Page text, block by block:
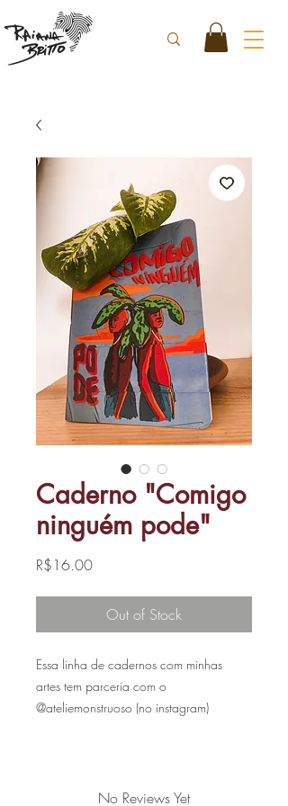
Caderno "Comigo
ninguém pode"
R$16.00Price
Out of Stock
Essa linha de cadernos com minhas
artes tem parceria com o
@ateliemonstruoso (no instagram)
(15x21cm) e A6 (10x15cm)
No Reviews Yet